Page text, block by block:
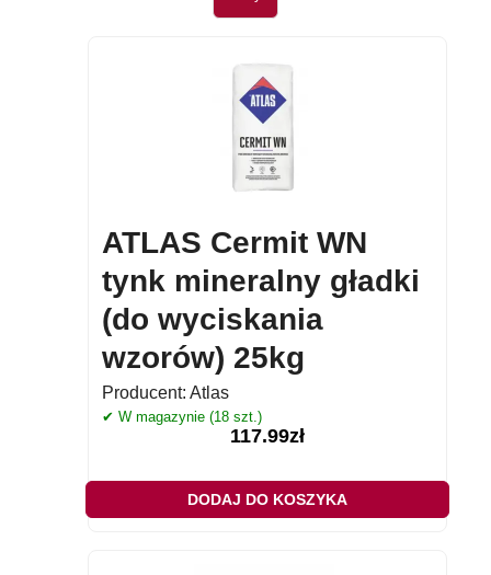
ATLAS Cermit WN
tynk mineralny gładki
(do wyciskania
wzorów) 25kg
Producent: Atlas
✔ W magazynie (18 szt.)
117.99zł
DODAJ DO KOSZYKA